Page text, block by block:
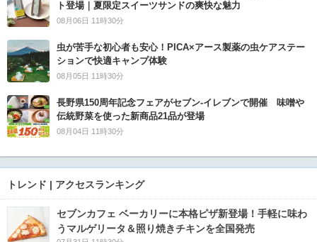
ト登場｜夏限定スイーツサンドの爽快な魅力
08月06日 11時30分
虫が苦手な初心者も安心！PICA×アース製薬の虫ケアステー
ションで快適キャンプ体験
08月05日 11時30分
長野県150周年記念フェアがセブン-イレブンで開催 味噌や
伝統野菜を使った新商品21品が登場
08月04日 11時30分
トレンド | アクセスランキング
セブンカフェ ベーカリーに本格ピザ新登場！手軽に味わ
うマルゲリータ＆照り焼きチキンを全国発売